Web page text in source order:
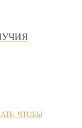
ЧТОБЫ